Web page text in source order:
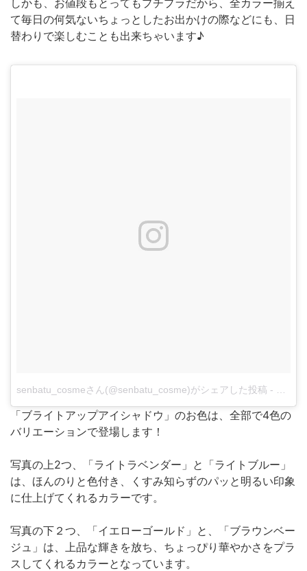
て毎日の何気ないちょっとしたお出かけの際などにも、日
替わりで楽しむことも出来ちゃいます♪
senbatu_cosmeさん(@senbatu_cosme)がシェアした投稿 -
「ブライトアップアイシャドウ」のお色は、全部で4色の
バリエーションで登場します！
写真の上2つ、「ライトラベンダー」と「ライトブルー」
は、ほんのりと色付き、くすみ知らずのパッと明るい印象
に仕上げてくれるカラーです。
写真の下２つ、「イエローゴールド」と、「ブラウンベー
ジュ」は、上品な輝きを放ち、ちょっぴり華やかさをプラ
スしてくれるカラーとなっています。